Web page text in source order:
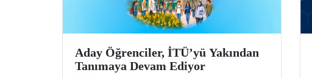
Aday Öğrenciler, İTÜ’yü Yakından
Tanımaya Devam Ediyor